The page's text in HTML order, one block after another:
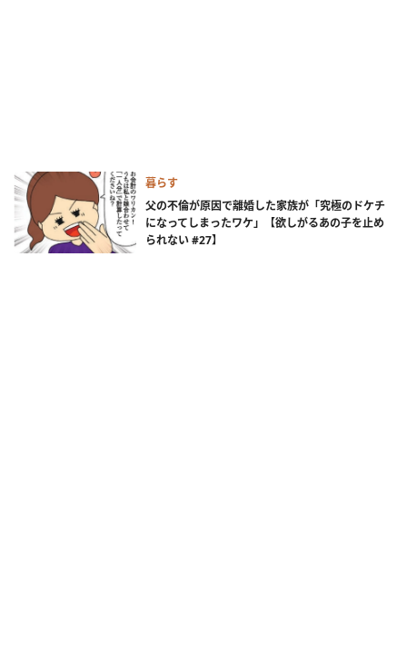
暮らす
父の不倫が原因で離婚した家族が「究極のドケチ
になってしまったワケ」【欲しがるあの子を止め
られない #27】